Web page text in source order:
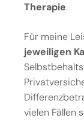
Therapie.
Für meine
jeweiligen
vielen Fällen